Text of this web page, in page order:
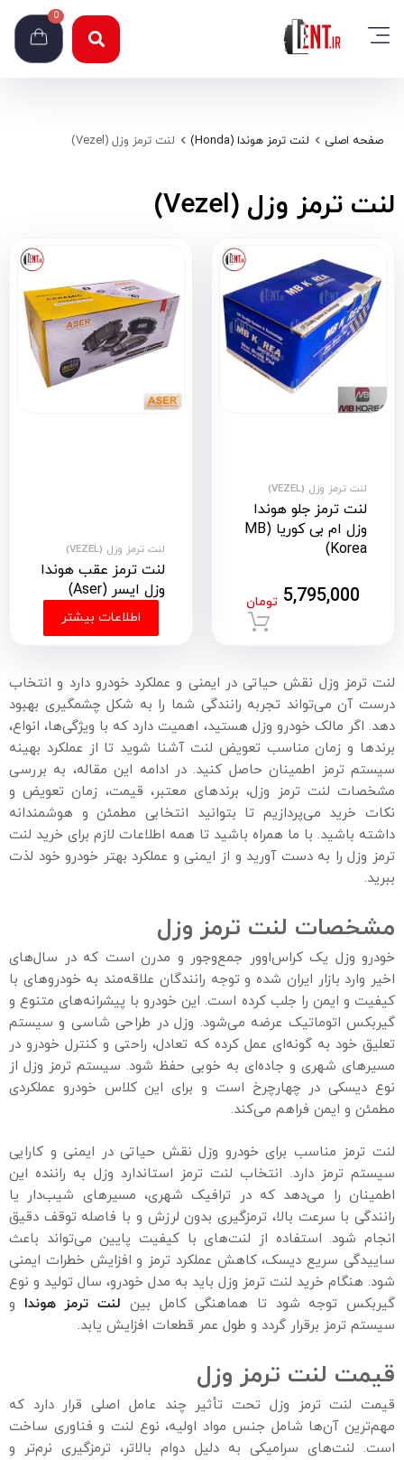
0
صفحه اصلی لنت ترمز هوندا (Honda) لنت ترمز وزل (Vezel)
لنت ترمز وزل (Vezel)
لنت ترمز وزل (VEZEL)
لنت ترمز جلو هوندا
وزل ام بی کوریا (MB
Korea)
5,795,000 تومان
افزودن به سبد خرید
لنت ترمز وزل (VEZEL)
لنت ترمز عقب هوندا
وزل ایسر (Aser)
اطلاعات بیشتر
لنت ترمز وزل نقش حیاتی در ایمنی و عملکرد خودرو دارد و انتخاب
درست آن می‌تواند تجربه رانندگی شما را به شکل چشمگیری بهبود
دهد. اگر مالک خودرو وزل هستید، اهمیت دارد که با ویژگی‌ها، انواع،
برندها و زمان مناسب تعویض لنت آشنا شوید تا از عملکرد بهینه
سیستم ترمز اطمینان حاصل کنید. در ادامه این مقاله، به بررسی
مشخصات لنت ترمز وزل، برندهای معتبر، قیمت، زمان تعویض و
نکات خرید می‌پردازیم تا بتوانید انتخابی مطمئن و هوشمندانه
داشته باشید. با ما همراه باشید تا همه اطلاعات لازم برای خرید لنت
ترمز وزل را به دست آورید و از ایمنی و عملکرد بهتر خودرو خود لذت
ببرید.
مشخصات لنت ترمز وزل
خودرو وزل یک کراس‌اوور جمع‌وجور و مدرن است که در سال‌های
اخیر وارد بازار ایران شده و توجه رانندگان علاقه‌مند به خودروهای با
کیفیت و ایمن را جلب کرده است. این خودرو با پیشرانه‌های متنوع و
گیربکس اتوماتیک عرضه می‌شود. وزل در طراحی شاسی و سیستم
تعلیق خود به گونه‌ای عمل کرده که تعادل، راحتی و کنترل خودرو در
مسیرهای شهری و جاده‌ای به خوبی حفظ شود. سیستم ترمز وزل از
نوع دیسکی در چهارچرخ است و برای این کلاس خودرو عملکردی
مطمئن و ایمن فراهم می‌کند.
لنت ترمز مناسب برای خودرو وزل نقش حیاتی در ایمنی و کارایی
سیستم ترمز دارد. انتخاب لنت ترمز استاندارد وزل به راننده این
اطمینان را می‌دهد که در ترافیک شهری، مسیرهای شیب‌دار یا
رانندگی با سرعت بالا، ترمزگیری بدون لرزش و با فاصله توقف دقیق
انجام شود. استفاده از لنت‌های با کیفیت پایین می‌تواند باعث
ساییدگی سریع دیسک، کاهش عملکرد ترمز و افزایش خطرات ایمنی
شود. هنگام خرید لنت ترمز وزل باید به مدل خودرو، سال تولید و نوع
گیربکس توجه شود تا هماهنگی کامل بین لنت ترمز هوندا و
سیستم ترمز برقرار گردد و طول عمر قطعات افزایش یابد.
قیمت لنت ترمز وزل
قیمت لنت ترمز وزل تحت تأثیر چند عامل اصلی قرار دارد که
مهم‌ترین آن‌ها شامل جنس مواد اولیه، نوع لنت و فناوری ساخت
است. لنت‌های سرامیکی به دلیل دوام بالاتر، ترمزگیری نرم‌تر و